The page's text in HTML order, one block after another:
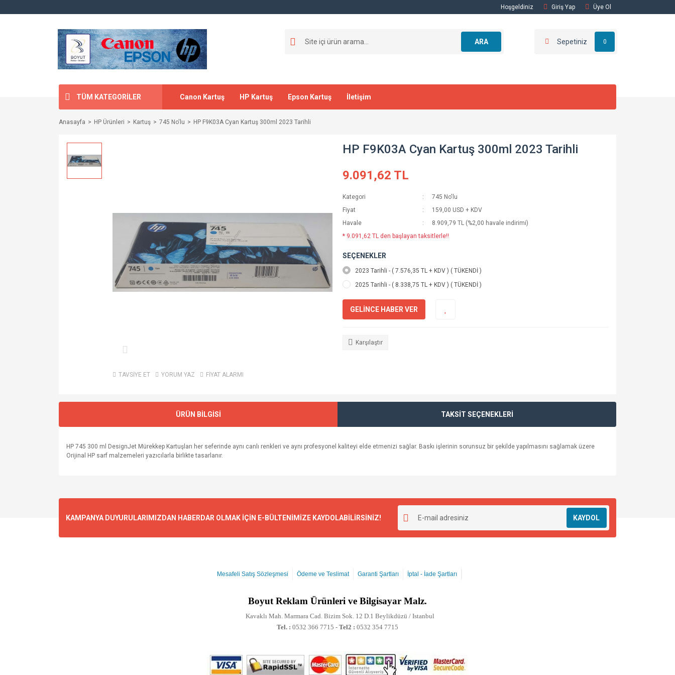
Hoşgeldiniz Giriş Yap Üye Ol
ARA Sepetiniz 0
TÜM KATEGORİLER Canon Kartuş HP Kartuş Epson Kartuş İletişim
Anasayfa HP Ürünleri Kartuş 745 No'lu HP F9K03A Cyan Kartuş 300ml 2023 Tarihli
TAVSİYE ET YORUM YAZ FİYAT ALARMI
HP F9K03A Cyan Kartuş 300ml 2023 Tarihli
9.091,62 TL
Kategori
745 No'lu
Fiyat
159,00 USD + KDV
Havale
8.909,79 TL (%2,00 havale indirimi)
* 9.091,62 TL den başlayan taksitlerle!!
SEÇENEKLER
2023 Tarihli - ( 7.576,35 TL + KDV ) ( TÜKENDİ )
2025 Tarihli - ( 8.338,75 TL + KDV ) ( TÜKENDİ )
GELİNCE HABER VER
Karşılaştır
ÜRÜN BİLGİSİ TAKSİT SEÇENEKLERİ
HP 745 300 ml DesignJet Mürekkep Kartuşları her seferinde aynı canlı renkleri ve aynı profesyonel kaliteyi elde etmenizi sağlar. Baskı işlerinin sorunsuz bir şekilde yapılmasını sağlamak üzere
Orijinal HP sarf malzemeleri yazıcılarla birlikte tasarlanır.
KAMPANYA DUYURULARIMIZDAN HABERDAR OLMAK İÇİN E-BÜLTENİMİZE KAYDOLABİLİRSİNİZ! KAYDOL
Mesafeli Satış Sözleşmesi Ödeme ve Teslimat Garanti Şartları İptal - İade Şartları
Boyut Reklam Ürünleri ve Bilgisayar Malz.
Kavaklı Mah. Marmara Cad. Bizim Sok. 12 D.1 Beylikdüzü / Istanbul
Tel. : 0532 366 7715 - Tel2 : 0532 354 7715